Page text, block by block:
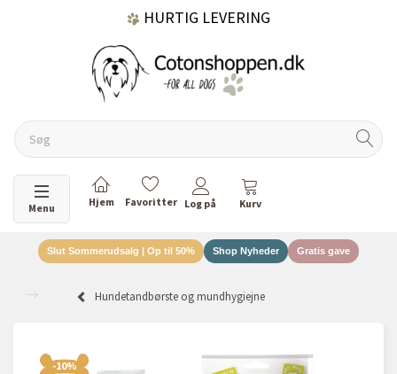
HURTIG LEVERING
60 DAGES RETURRET
Skifte navigation
Menu
Slut Sommerudsalg | Op til 50% Shop Nyheder Gratis gave
Hundetandbørste og mundhygiejne
-10%